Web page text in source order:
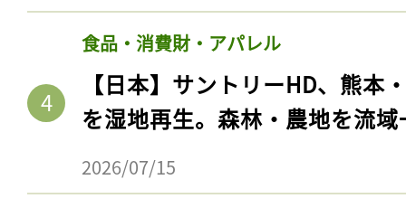
食品・消費財・アパレル
【日本】サントリーHD、熊本
を湿地再生。森林・農地を流
2026/07/15